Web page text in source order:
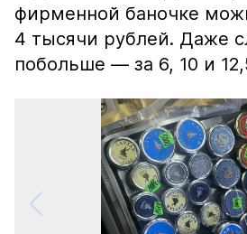
фирменной баночке
4 тысячи рублей. Даже
побольше — за 6, 10 и